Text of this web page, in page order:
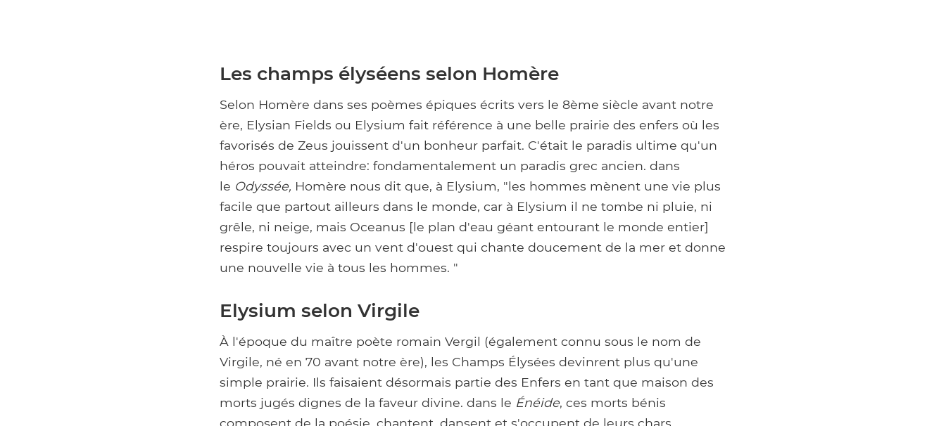
Les champs élyséens selon Homère
Selon Homère dans ses poèmes épiques écrits vers le 8ème siècle avant notre
ère, Elysian Fields ou Elysium fait référence à une belle prairie des enfers où les
favorisés de Zeus jouissent d'un bonheur parfait. C'était le paradis ultime qu'un
héros pouvait atteindre: fondamentalement un paradis grec ancien. dans
le Odyssée, Homère nous dit que, à Elysium, "les hommes mènent une vie plus
facile que partout ailleurs dans le monde, car à Elysium il ne tombe ni pluie, ni
grêle, ni neige, mais Oceanus [le plan d'eau géant entourant le monde entier]
respire toujours avec un vent d'ouest qui chante doucement de la mer et donne
une nouvelle vie à tous les hommes. "
Elysium selon Virgile
À l'époque du maître poète romain Vergil (également connu sous le nom de
Virgile, né en 70 avant notre ère), les Champs Élysées devinrent plus qu'une
simple prairie. Ils faisaient désormais partie des Enfers en tant que maison des
morts jugés dignes de la faveur divine. dans le Énéide, ces morts bénis
composent de la poésie, chantent, dansent et s'occupent de leurs chars.